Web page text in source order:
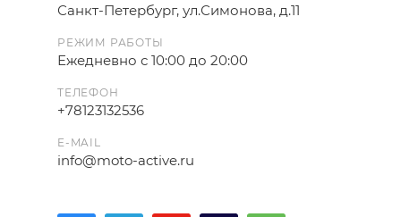
Санкт-Петербург, ул.Симонова, д.11
РЕЖИМ РАБОТЫ
Ежедневно с 10:00 до 20:00
ТЕЛЕФОН
+78123132536
E-MAIL
info@moto-active.ru